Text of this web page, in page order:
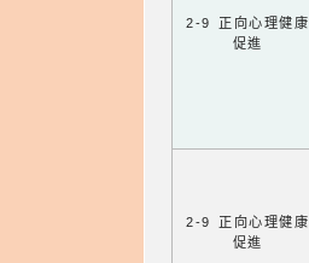
2-9 正向心理健康
促進
2-9 正向心理健康
促進